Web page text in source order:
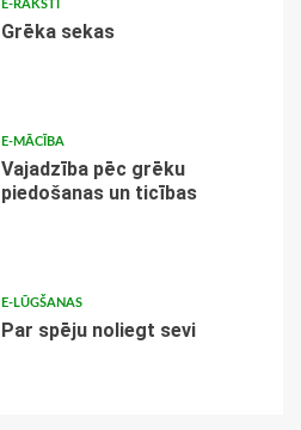
E-RAKSTI
Grēka sekas
E-MĀCĪBA
Vajadzība pēc grēku
piedošanas un ticības
E-LŪGŠANAS
Par spēju noliegt sevi